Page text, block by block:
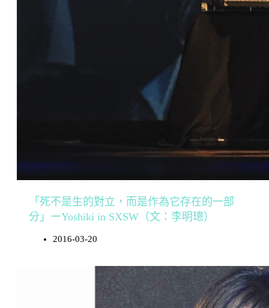
「死不是生的對立，而是作為它存在的一部
分」ーYoshiki in SXSW（文：李明璁）
2016-03-20